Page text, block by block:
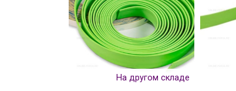
На другом складе